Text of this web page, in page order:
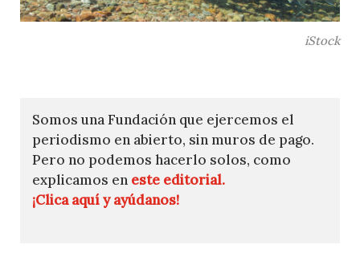
iStock
Somos una Fundación que ejercemos el
periodismo en abierto, sin muros de pago.
Pero no podemos hacerlo solos, como
explicamos en este editorial.
¡Clica aquí y ayúdanos!